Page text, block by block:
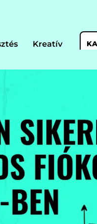
Kreatív